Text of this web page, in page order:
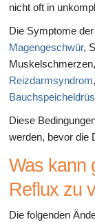
nicht oft in
Die Symptome
Magengeschwür,
Muskelschmerzen,
Reizdarmsyndrom,
Diese
werden, bevor die
Was kann
Reflux zu
Die folgenden